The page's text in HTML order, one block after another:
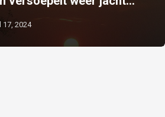
17, 2024